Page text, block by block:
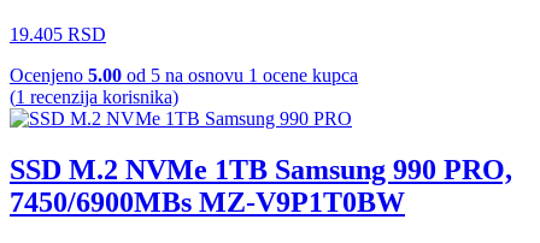
19.405 RSD
Ocenjeno 5.00 od 5 na osnovu 1 ocene kupca
(1 recenzija korisnika)
SSD M.2 NVMe 1TB Samsung 990 PRO,
7450/6900MBs MZ-V9P1T0BW